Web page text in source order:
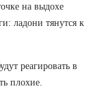
на выдохе
ладони тянутся к
реагировать в
плохие.